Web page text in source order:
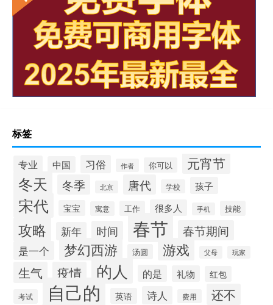
标签
专业 中国 习俗 作者 你可以 元宵节
冬天 冬季 北京 唐代 学校 孩子
宋代 宝宝 寓意 工作 很多人 手机 技能
攻略 新年 时间 春节 春节期间
是一个 梦幻西游 汤圆 游戏 父母 玩家
生气 疫情 的人 的是 礼物 红包
考试 自己的 英语 诗人 费用 还不